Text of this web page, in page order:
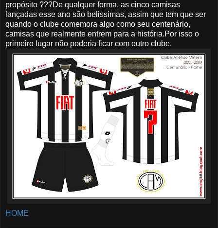
propósito ???De qualquer forma, as cinco camisas
lançadas esse ano são belissimas, assim que tem que ser
quando o clube comemora algo como seu centenário,
camisas que realmente entrem para a história.Por isso o
primeiro lugar não poderia ficar com outro clube.
HOME